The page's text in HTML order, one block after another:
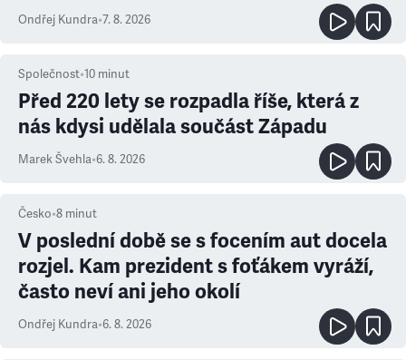
Ondřej Kundra•7. 8. 2026
Společnost•10 minut
Před 220 lety se rozpadla říše, která z
nás kdysi udělala součást Západu
Marek Švehla•6. 8. 2026
Česko•8 minut
V poslední době se s focením aut docela
rozjel. Kam prezident s foťákem vyráží,
často neví ani jeho okolí
Ondřej Kundra•6. 8. 2026